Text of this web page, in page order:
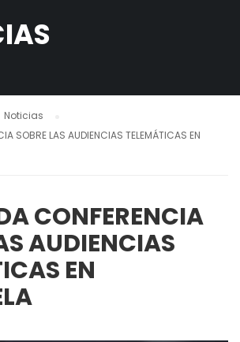
Noticias
SOBRE LAS AUDIENCIAS TELEMÁTICAS EN
CONFERENCIA
AUDIENCIAS
EN